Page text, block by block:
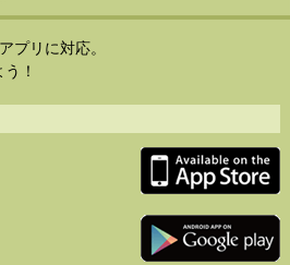
プリに対応。
！